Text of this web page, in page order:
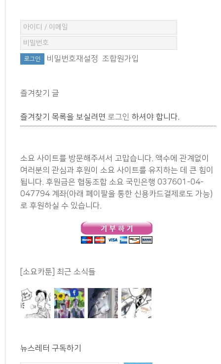
비밀번호재설정 조합원가입
즐겨찾기 글
즐겨찾기 목록을 보실려면 로그인 하셔야 합니다.
소요 사이트를 방문해주셔서 고맙습니다. 액수에 관계없이
여러분의 관심과 후원이 소요 사이트를 유지하는 데 큰 힘이
됩니다. 후원금은 협동조합 소요 국민은행 037601-04-
047794 계좌(아래 페이팔을 통한 신용카드결제로도 가능)
로 후원하실 수 있습니다.
[소요카툰] 최근 소식들
뉴스레터 구독하기